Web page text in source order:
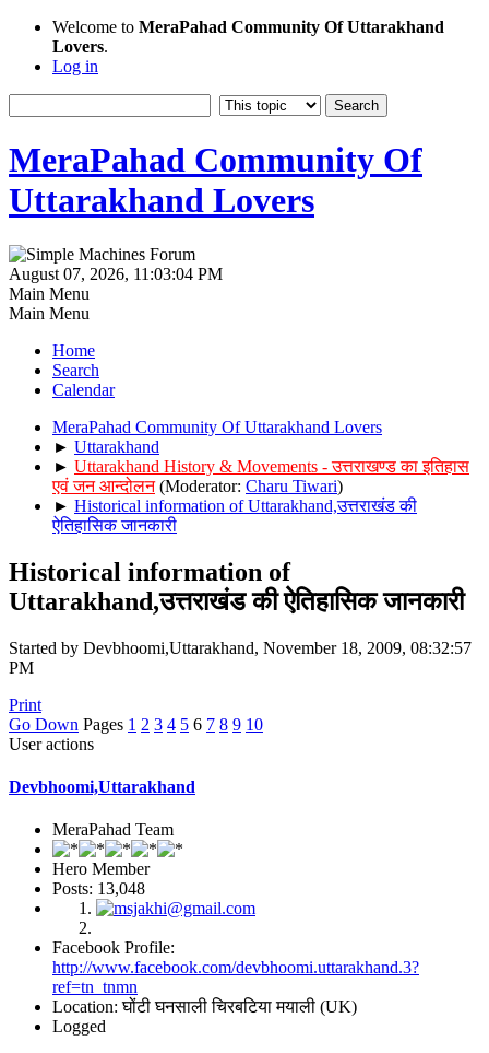
Welcome to MeraPahad Community Of Uttarakhand
Lovers.
Log in
MeraPahad Community Of
Uttarakhand Lovers
August 07, 2026, 11:03:04 PM
Main Menu
Main Menu
Home
Search
Calendar
MeraPahad Community Of Uttarakhand Lovers
► Uttarakhand
► Uttarakhand History & Movements - उत्तराखण्ड का इतिहास
एवं जन आन्दोलन (Moderator: Charu Tiwari)
► Historical information of Uttarakhand,उत्तराखंड की
ऐतिहासिक जानकारी
Historical information of
Uttarakhand,उत्तराखंड की ऐतिहासिक जानकारी
Started by Devbhoomi,Uttarakhand, November 18, 2009, 08:32:57
PM
Print
Go Down Pages 1 2 3 4 5 6 7 8 9 10
User actions
Devbhoomi,Uttarakhand
MeraPahad Team
Hero Member
Posts: 13,048
Facebook Profile:
http://www.facebook.com/devbhoomi.uttarakhand.3?
ref=tn_tnmn
Location: घोंटी घनसाली चिरबटिया मयाली (UK)
Logged